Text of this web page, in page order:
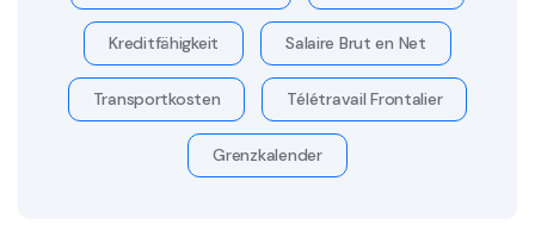
Kreditfähigkeit Salaire Brut en Net
Transportkosten Télétravail Frontalier
Grenzkalender